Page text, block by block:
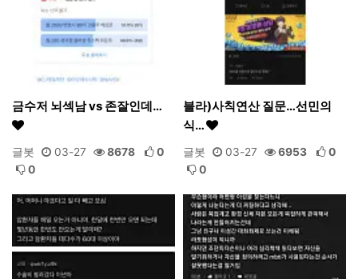
금수저 뇌섹남 vs 존잘인데…
글봇 03-27 8678
0
0
블라)사칙연산 질문…선민의
식…
글봇 03-27 6953
0
0